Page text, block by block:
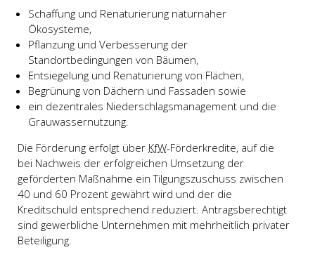
Schaffung und Renaturierung naturnaher
Ökosysteme,
Pflanzung und Verbesserung der
Standortbedingungen von Bäumen,
Entsiegelung und Renaturierung von Flächen,
Begrünung von Dächern und Fassaden sowie
ein dezentrales Niederschlagsmanagement und die
Grauwassernutzung.
Die Förderung erfolgt über KfW-Förderkredite, auf die
bei Nachweis der erfolgreichen Umsetzung der
geförderten Maßnahme ein Tilgungszuschuss zwischen
40 und 60 Prozent gewährt wird und der die
Kreditschuld entsprechend reduziert. Antragsberechtigt
sind gewerbliche Unternehmen mit mehrheitlich privater
Beteiligung.